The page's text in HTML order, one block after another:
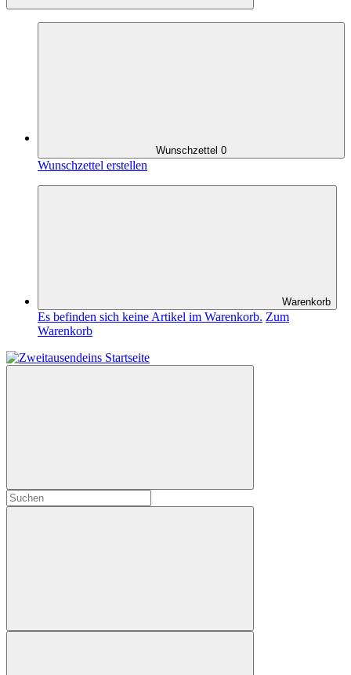
Wunschzettel 0
Wunschzettel erstellen
Warenkorb
Es befinden sich keine Artikel im Warenkorb. Zum
Warenkorb